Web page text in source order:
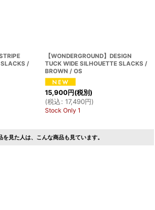
SLACKS /
【WONDERGROUND】DESIGN
TUCK WIDE SILHOUETTE SLACKS /
BROWN / OS
15,900円(税別)
(税込: 17,490円)
Stock Only 1
を見た人は、こんな商品も見ています。